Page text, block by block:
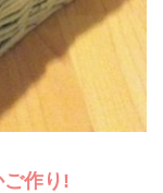
ご作り!